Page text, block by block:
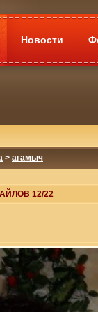
Новости
> агамыч
12/22